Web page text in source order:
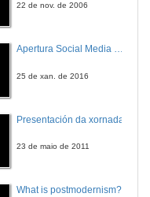
21 de nov. de 2024
22 de nov. de 2006
Apertura Social Media Day 2016
25 de xan. de 2016
Presentación da xornada
23 de maio de 2011
What is postmodernism?